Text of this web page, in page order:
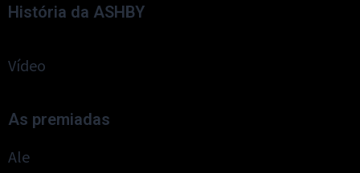
História da ASHBY
Vídeo
As premiadas
Ale